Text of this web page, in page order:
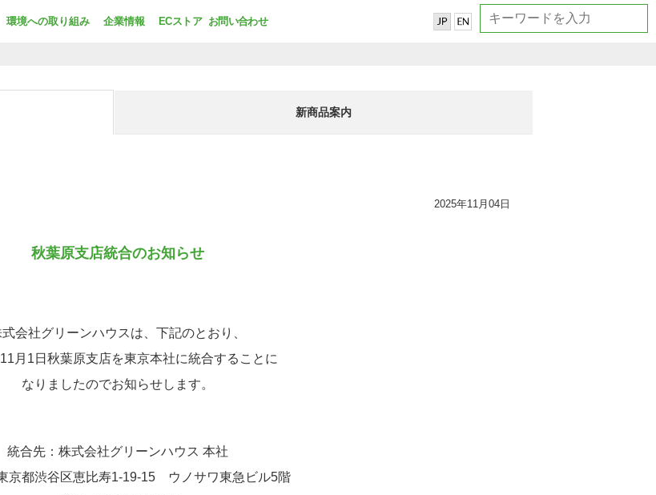
環境への取り組み 企業情報 ECストア お問い合わせ
新商品案内
2025年11月04日
秋葉原支店統合のお知らせ
会社グリーンハウスは、下記のとおり、
月1日秋葉原支店を東京本社に統合することに
なりましたのでお知らせします。
統合先：株式会社グリーンハウス 本社
京都渋谷区恵比寿1-19-15
ウノサワ東急ビル5階